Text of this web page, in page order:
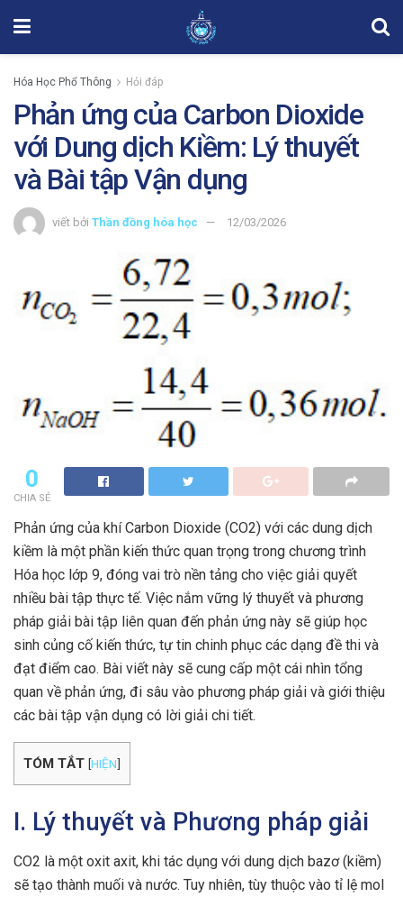
Hóa Học Phổ Thông Hỏi đáp
Phản ứng của Carbon Dioxide
với Dung dịch Kiềm: Lý thuyết
và Bài tập Vận dụng
viết bởi Thần đồng hóa học 12/03/2026
0
CHIA SẺ
Phản ứng của khí Carbon Dioxide (CO2) với các dung dịch
kiềm là một phần kiến thức quan trọng trong chương trình
Hóa học lớp 9, đóng vai trò nền tảng cho việc giải quyết
nhiều bài tập thực tế. Việc nắm vững lý thuyết và phương
pháp giải bài tập liên quan đến phản ứng này sẽ giúp học
sinh củng cố kiến thức, tự tin chinh phục các dạng đề thi và
đạt điểm cao. Bài viết này sẽ cung cấp một cái nhìn tổng
quan về phản ứng, đi sâu vào phương pháp giải và giới thiệu
các bài tập vận dụng có lời giải chi tiết.
TÓM TẮT [HIỆN]
I. Lý thuyết và Phương pháp giải
CO2 là một oxit axit, khi tác dụng với dung dịch bazơ (kiềm)
sẽ tạo thành muối và nước. Tuy nhiên, tùy thuộc vào tỉ lệ mol